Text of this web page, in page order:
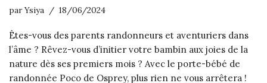
parYsiya 18/06/2024
Êtes-vous des parents randonneurs et aventuriers dans
l’âme ? Rêvez-vous d’initier votre bambin aux joies de la
nature dès ses premiers mois ? Avec le porte-bébé de
randonnée Poco de Osprey, plus rien ne vous arrêtera !